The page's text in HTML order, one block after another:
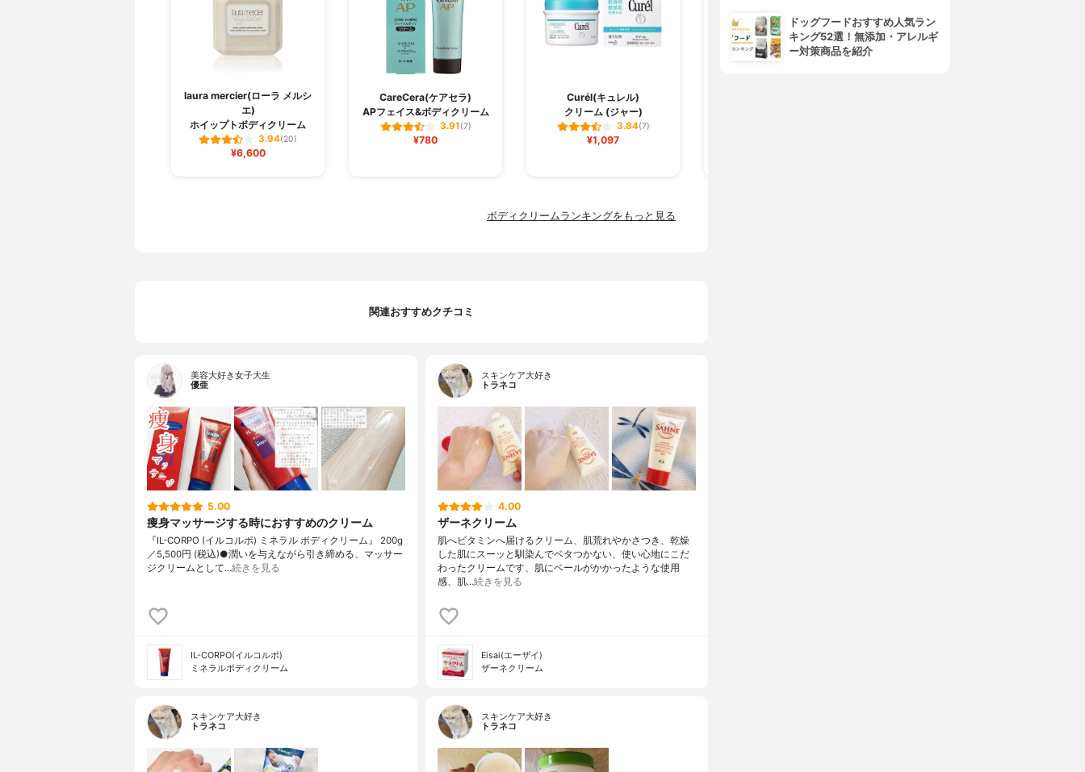
laura mercier(ローラ メルシ
エ)
ホイップトボディクリーム
3.94(20)
¥6,600
CareCera(ケアセラ)
APフェイス&ボディクリーム
3.91(7)
¥780
Curél(キュレル)
クリーム (ジャー)
3.84(7)
¥1,097
ボディクリームランキングをもっと見る
関連おすすめクチコミ
美容大好き女子大生
優亜
5.00
痩身マッサージする時におすすめのクリーム
『IL-CORPO (イルコルポ) ミネラル ボディクリーム』 200g
／5,500円 (税込)●潤いを与えながら引き締める、マッサー
ジクリームとして…続きを見る
IL-CORPO(イルコルポ)
ミネラルボディクリーム
スキンケア大好き
トラネコ
4.00
ザーネクリーム
肌へビタミンへ届けるクリーム、肌荒れやかさつき、乾燥
した肌にスーッと馴染んでベタつかない、使い心地にこだ
わったクリームです、肌にベールがかかったような使用
感、肌…続きを見る
Eisai(エーザイ)
ザーネクリーム
スキンケア大好き
トラネコ
スキンケア大好き
トラネコ
ドッグフードおすすめ人気ラン
キング52選！無添加・アレルギ
ー対策商品を紹介